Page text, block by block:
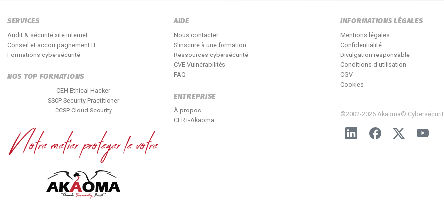
SERVICES
Audit & sécurité site internet
Conseil et accompagnement IT
Formations cybersécurité
NOS TOP FORMATIONS
CEH Ethical Hacker
SSCP Security Practitioner
CCSP Cloud Security
AIDE
Nous contacter
S'inscrire à une formation
Ressources cybersécurité
CVE Vulnérabilités
FAQ
ENTREPRISE
À propos
CERT-Akaoma
INFORMATIONS LÉGALES
Mentions légales
Confidentialité
Divulgation responsable
Conditions d'utilisation
CGV
Cookies
©2002-2026 Akaoma®